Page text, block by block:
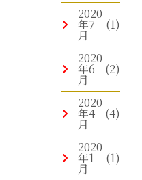
2020
年7
月
(1)
2020
年6
月
(2)
2020
年4
月
(4)
2020
年1
月
(1)